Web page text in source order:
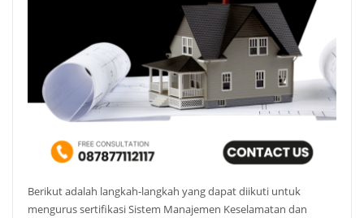
Berikut adalah langkah-langkah yang dapat diikuti untuk
mengurus sertifikasi Sistem Manajemen Keselamatan dan